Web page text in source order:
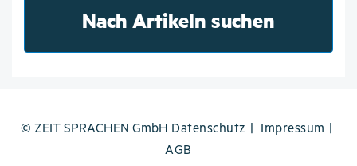
Nach Artikeln suchen
© ZEIT SPRACHEN GmbH Datenschutz
Impressum
AGB